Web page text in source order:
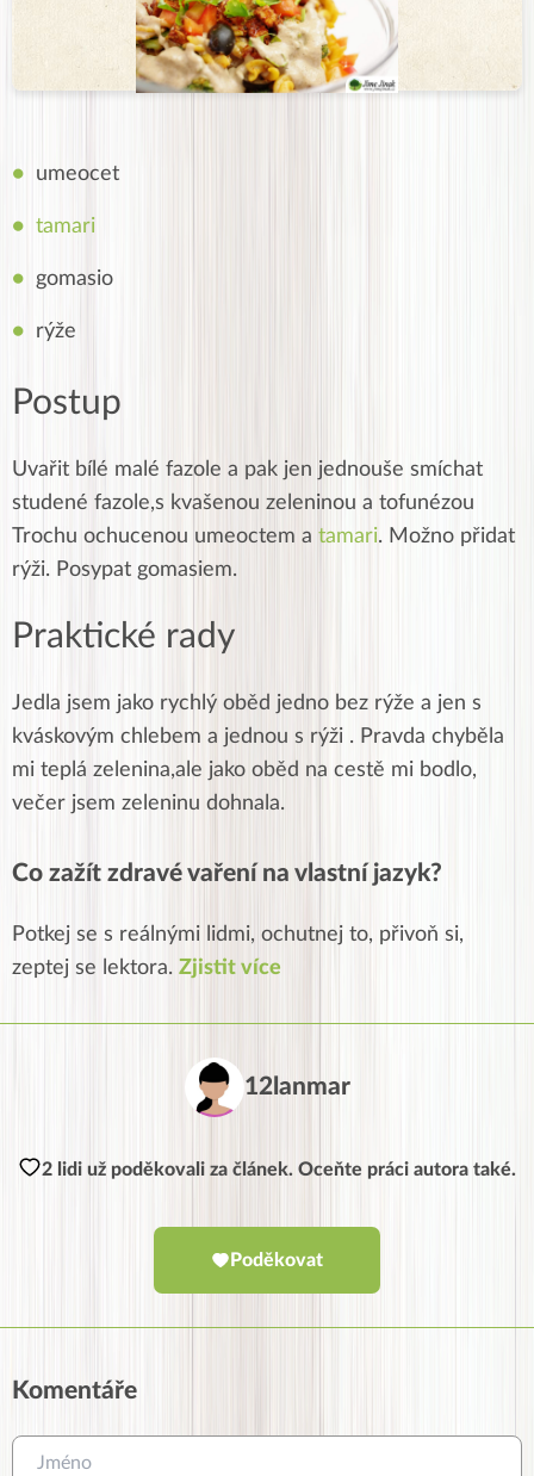
umeocet
tamari
gomasio
rýže
Postup
Uvařit bílé malé fazole a pak jen jednouše smíchat
studené fazole,s kvašenou zeleninou a tofunézou
Trochu ochucenou umeoctem a tamari. Možno přidat
rýži. Posypat gomasiem.
Praktické rady
Jedla jsem jako rychlý oběd jedno bez rýže a jen s
kváskovým chlebem a jednou s rýži . Pravda chyběla
mi teplá zelenina,ale jako oběd na cestě mi bodlo,
večer jsem zeleninu dohnala.
Co zažít zdravé vaření na vlastní jazyk?
Potkej se s reálnými lidmi, ochutnej to, přivoň si,
zeptej se lektora. Zjistit více
12lanmar
2 lidi už poděkovali za článek. Oceňte práci autora také.
Poděkovat
Komentáře